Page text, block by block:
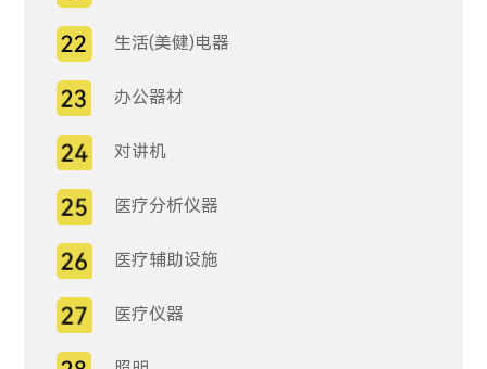
生活(美健)电器
办公器材
对讲机
医疗分析仪器
医疗辅助设施
医疗仪器